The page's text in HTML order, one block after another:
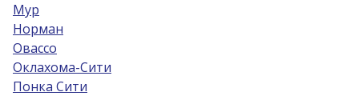
Мур
Норман
Овассо
Оклахома-Сити
Понка Сити